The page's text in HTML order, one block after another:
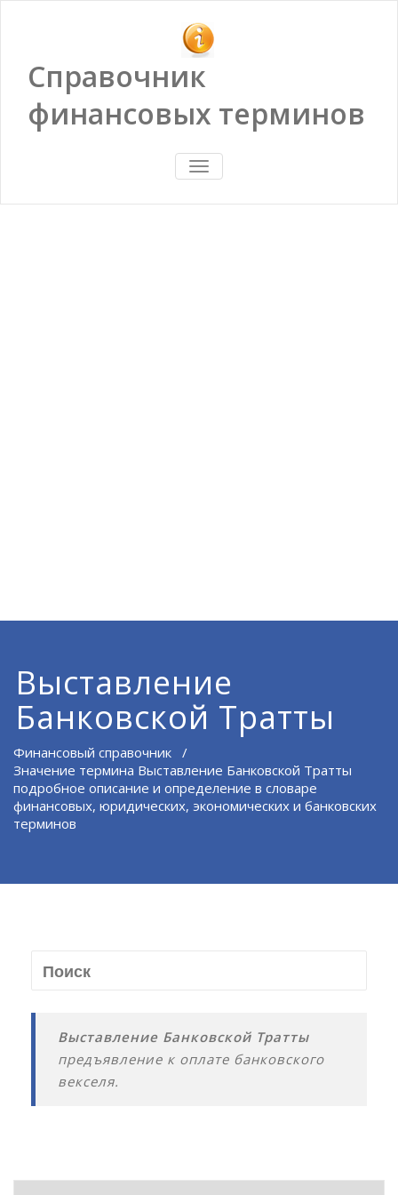
Справочник
финансовых терминов
ПОКАЗАТЬ/
СКРЫТЬ
Выставление
Банковской Тратты
Финансовый справочник /
Значение термина Выставление Банковской Тратты
подробное описание и определение в словаре
финансовых, юридических, экономических и банковских
терминов
Выставление Банковской Тратты
предъявление к оплате банковского
векселя.